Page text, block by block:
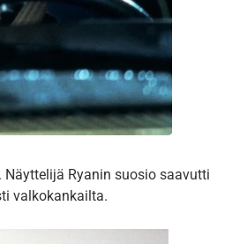
Ryanin suosio saavutti
valkokankailta.